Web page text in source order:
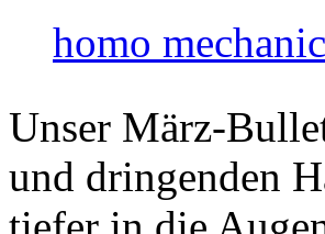
homo
Unser März-
und dringenden